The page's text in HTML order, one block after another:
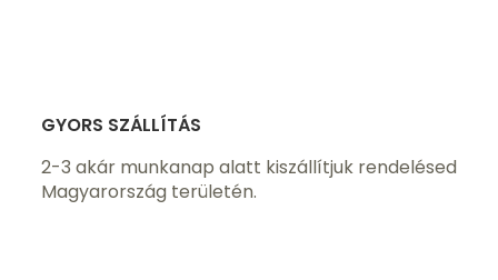
GYORS SZÁLLÍTÁS
2-3 akár munkanap alatt kiszállítjuk rendelésed
Magyarország területén.